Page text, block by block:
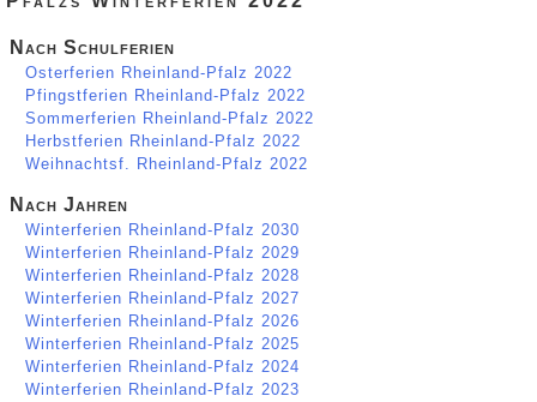
Nach Schulferien
Osterferien Rheinland-Pfalz 2022
Pfingstferien Rheinland-Pfalz 2022
Sommerferien Rheinland-Pfalz 2022
Herbstferien Rheinland-Pfalz 2022
Weihnachtsf. Rheinland-Pfalz 2022
Nach Jahren
Winterferien Rheinland-Pfalz 2030
Winterferien Rheinland-Pfalz 2029
Winterferien Rheinland-Pfalz 2028
Winterferien Rheinland-Pfalz 2027
Winterferien Rheinland-Pfalz 2026
Winterferien Rheinland-Pfalz 2025
Winterferien Rheinland-Pfalz 2024
Winterferien Rheinland-Pfalz 2023